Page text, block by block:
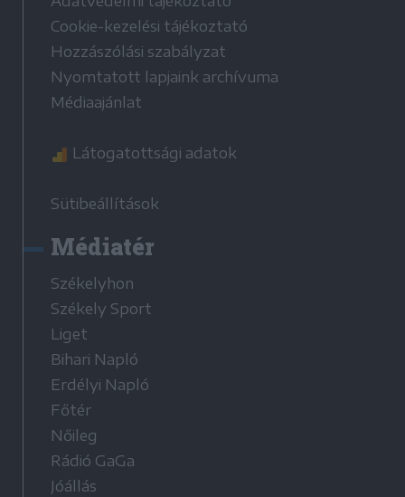
Cookie-kezelési tájékoztató
Hozzászólási szabályzat
Nyomtatott lapjaink archívuma
Médiaajánlat
Látogatottsági adatok
Sütibeállítások
Médiatér
Székelyhon
Székely Sport
Liget
Bihari Napló
Erdélyi Napló
Főtér
Nőileg
Rádió GaGa
Jóállás